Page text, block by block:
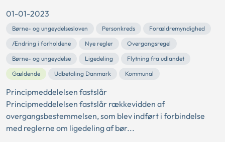
01-01-2023
Børne- og ungeydelsesloven Personkreds
Forældremyndighed
Ændring i forholdene
Nye regler
Overgangsregel
Børne- og ungeydelse
Ligedeling
Flytning fra udlandet
Gældende
Udbetaling Danmark Kommunal
Principmeddelelsen fastslår
Principmeddelelsen fastslår rækkevidden af
overgangsbestemmelsen, som blev indført i forbindelse
med reglerne om ligedeling af bør...